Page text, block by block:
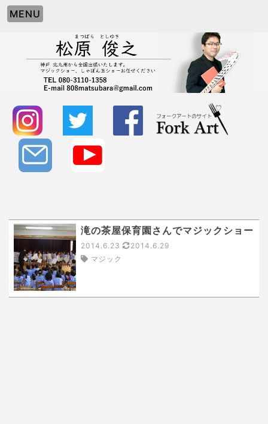
MENU
滝の茶屋保育園さんでマジックショー
2014.6.23
2014.6.29
マジック